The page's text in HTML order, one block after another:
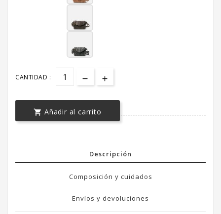
CANTIDAD :
 Añadir al carrito
Descripción
Composición y cuidados
Envíos y devoluciones